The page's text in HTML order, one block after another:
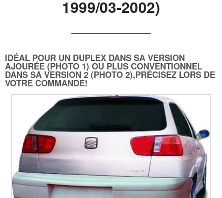
1999/03-2002)
IDÉAL POUR UN DUPLEX DANS SA VERSION
AJOURÉE (PHOTO 1) OU PLUS CONVENTIONNEL
DANS SA VERSION 2 (PHOTO 2),PRÉCISEZ LORS DE
VOTRE COMMANDE!